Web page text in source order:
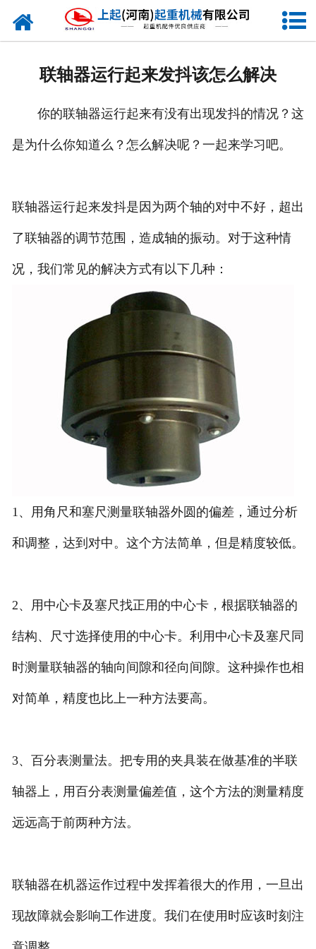
网站首页
资质证书
合作客户
联系我们
联轴器运行起来发抖该怎么解决
你的联轴器运行起来有没有出现发抖的情况？这
是为什么你知道么？怎么解决呢？一起来学习吧。
联轴器运行起来发抖是因为两个轴的对中不好，超出
了联轴器的调节范围，造成轴的振动。对于这种情
况，我们常见的解决方式有以下几种：
1、用角尺和塞尺测量联轴器外圆的偏差，通过分析
和调整，达到对中。这个方法简单，但是精度较低。
2、用中心卡及塞尺找正用的中心卡，根据联轴器的
结构、尺寸选择使用的中心卡。利用中心卡及塞尺同
时测量联轴器的轴向间隙和径向间隙。这种操作也相
对简单，精度也比上一种方法要高。
3、百分表测量法。把专用的夹具装在做基准的半联
轴器上，用百分表测量偏差值，这个方法的测量精度
远远高于前两种方法。
联轴器在机器运作过程中发挥着很大的作用，一旦出
现故障就会影响工作进度。我们在使用时应该时刻注